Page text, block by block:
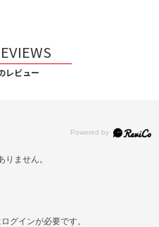
レビュー
りません。
ログインが必要です。